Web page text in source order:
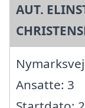
AUT.
Ansatte: 3